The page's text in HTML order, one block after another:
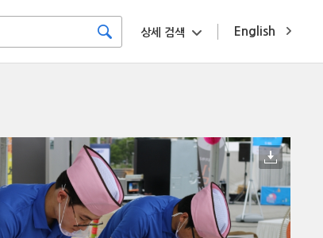
English
상세 검색